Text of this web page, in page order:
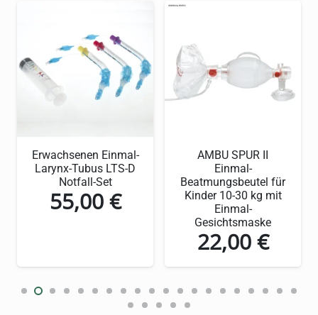
Fortschrittliche
Technologie für maximale
Effizienz
Zugriff auf die Augenspülung und minimiert
die Reaktionszeit.
Hochwertige Materialien
für lange Haltbarkeit
Polystyrol gefertigt und hält bis zu 3,5 Jahre
Erwachsenen Einmal-
Larynx-Tubus LTS-D
Notfall-Set
55,00€
AMBU SPUR II
Einmal-
Beatmungsbeutel für
Kinder 10-30 kg mit
Einmal-
Gesichtsmaske
22,00€